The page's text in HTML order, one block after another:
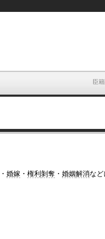
臣
・婚嫁 ・権利剝奪 ・婚姻解消な